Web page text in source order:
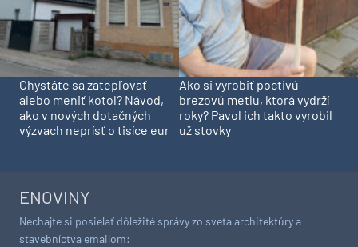
Chystáte sa zatepľovať
alebo meniť kotol? Návod,
ako v nových dotačných
výzvach neprísť o tisíce eur
Ako si vyrobiť poctivú
brezovú metlu, ktorá vydrží
roky? Pavol ich takto vyrobil
už stovky
ENOVINY
Nechajte si posielať dôležité správy zo sveta architektúry a
stavebníctva emailom: